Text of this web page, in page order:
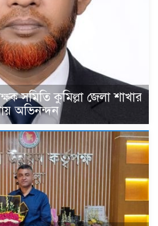
সমিতি কুমিল্লা জেলা শাখার
অভিনন্দন